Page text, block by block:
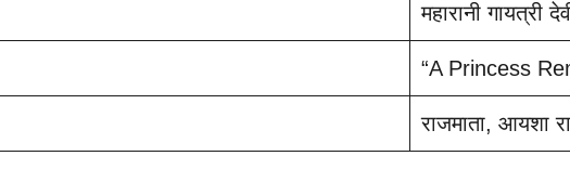
महारानी गायत्री
“A Princess
राजमाता, आयशा